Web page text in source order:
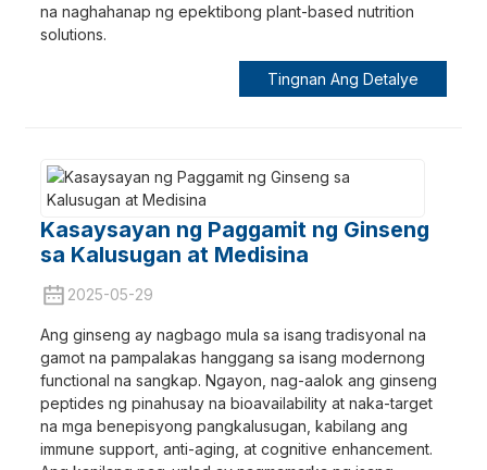
na naghahanap ng epektibong plant-based nutrition
solutions.
Tingnan Ang Detalye
Kasaysayan ng Paggamit ng Ginseng
sa Kalusugan at Medisina
2025-05-29
Ang ginseng ay nagbago mula sa isang tradisyonal na
gamot na pampalakas hanggang sa isang modernong
functional na sangkap. Ngayon, nag-aalok ang ginseng
peptides ng pinahusay na bioavailability at naka-target
na mga benepisyong pangkalusugan, kabilang ang
immune support, anti-aging, at cognitive enhancement.